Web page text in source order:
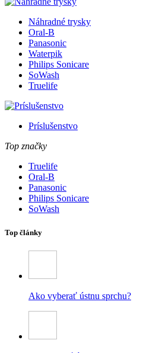
Náhradné trysky
Oral-B
Panasonic
Waterpik
Philips Sonicare
SoWash
Truelife
Príslušenstvo
Top značky
Truelife
Oral-B
Panasonic
Philips Sonicare
SoWash
Top články
Ako vyberať ústnu sprchu?